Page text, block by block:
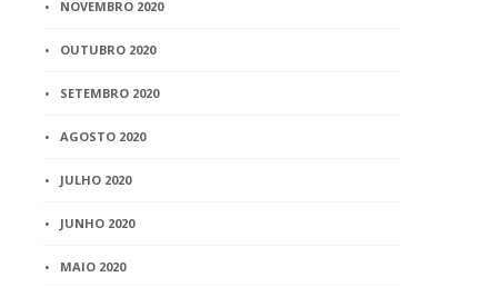
NOVEMBRO 2020
OUTUBRO 2020
SETEMBRO 2020
AGOSTO 2020
JULHO 2020
JUNHO 2020
MAIO 2020